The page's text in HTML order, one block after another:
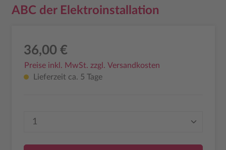
ABC der Elektroinstallation
36,00 €
Preise inkl. MwSt. zzgl. Versandkosten
Lieferzeit ca. 5 Tage
Produkt Anzahl: Gib den gewünschten